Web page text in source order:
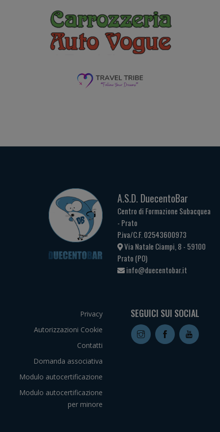
A.S.D. DuecentoBar
Centro di Formazione Subacquea
- Prato
P.iva/C.F. 02543600973
Via Natale Ciampi, 8 - 59100
Prato (PO)
info@duecentobar.it
Privacy
Autorizzazioni Cookie
Contatti
Domanda associativa
Modulo autocertificazione
Modulo autocertificazione
per minore
SEGUICI SUI SOCIAL